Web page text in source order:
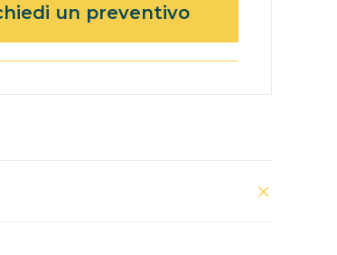
un preventivo